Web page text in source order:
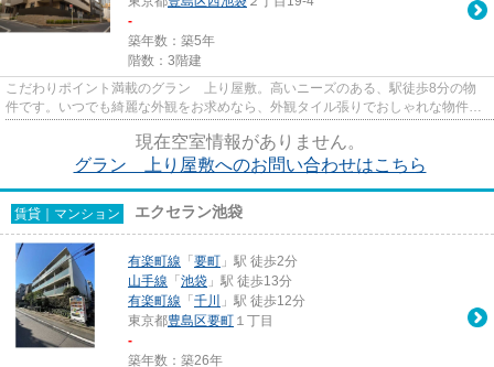
-
築年数：築5年
階数：3階建
こだわりポイント満載のグラン 上り屋敷。高いニーズのある、駅徒歩8分の物
件です。いつでも綺麗な外観をお求めなら、外観タイル張りでおしゃれな物件で
現在空室情報がありません。
グラン 上り屋敷へのお問い合わせはこちら
賃貸｜マンション エクセラン池袋
有楽町線 「 要町 」駅 徒歩2分
山手線 「 池袋 」駅 徒歩13分
有楽町線 「 千川
」駅 徒歩12分
東京都豊島区要町 １丁目
-
築年数：築26年